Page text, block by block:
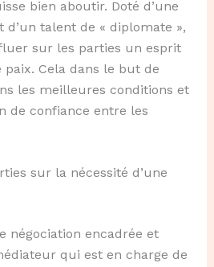
bien aboutir. Doté d’une
d’un talent de « diplomate »,
sur les parties un esprit
Cela dans le but de
les meilleures conditions et
de confiance entre les
sur la nécessité d’une
négociation encadrée et
qui est en charge de